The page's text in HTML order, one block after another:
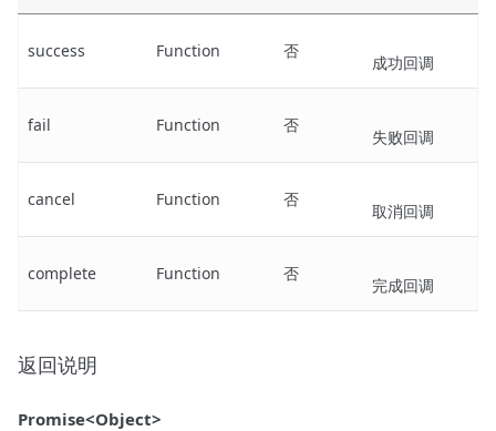
success Function 否
成功回调
fail Function 否
失败回调
cancel Function 否
取消回调
complete Function 否
完成回调
返回说明
Promise<Object>